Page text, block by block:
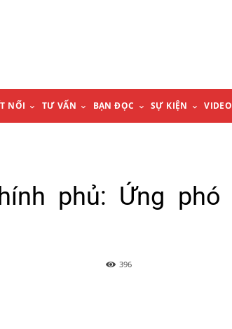
NỐI TƯ VẤN BẠN ĐỌC SỰ KIỆN VIDEO
phủ: Ứng phó
396